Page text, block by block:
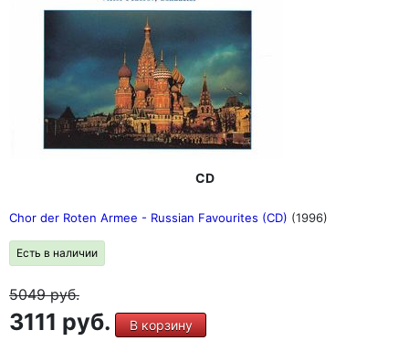
CD
Chor der Roten Armee - Russian Favourites (CD) (1996)
Есть в наличии
5049руб.
3111 руб. В корзину